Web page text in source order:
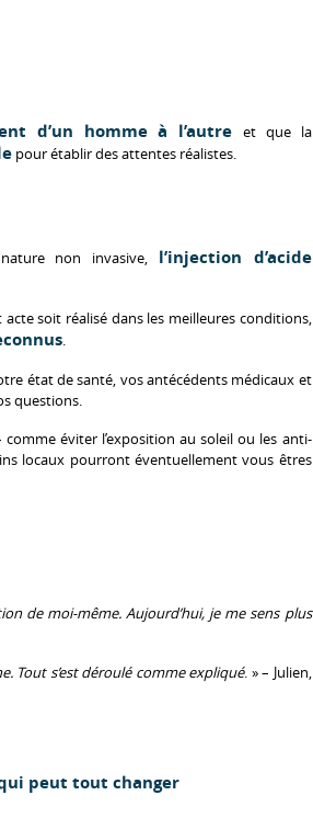
d’un homme à l’autreet que la
pourétablir des attentes réalistes.
non invasive,l’injection d’acide
soit réalisé dans les meilleures conditions,
.
état de santé, vos antécédents médicaux et
questions.
éviter l’exposition au soleil ou les anti-
locaux pourront éventuellement vous êtres
de moi-même. Aujourd’hui, je me sens plus
Tout s’est déroulé comme expliqué. » – Julien,
peut tout changer